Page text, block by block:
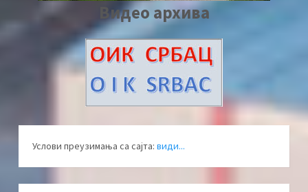
Видео архива
Услови преузимања са сајта: види...